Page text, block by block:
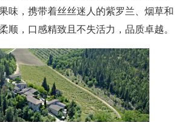
味，携带着丝丝迷人的紫罗兰、烟草和
顺，口感精致且不失活力，品质卓越。